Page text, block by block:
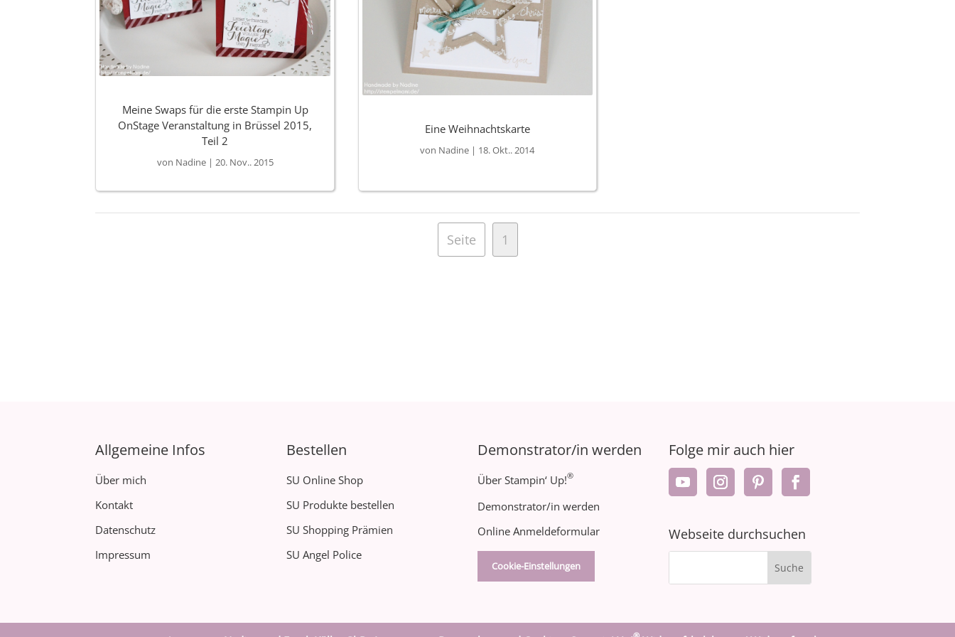
Meine Swaps für die erste Stampin Up
OnStage Veranstaltung in Brüssel 2015,
Teil 2
von Nadine| 20. Nov.. 2015
Eine Weihnachtskarte
von Nadine | 18. Okt.. 2014
Seite 1
Allgemeine Infos
Über mich
Kontakt
Datenschutz
Impressum
Bestellen
SU Online Shop
SU Produkte bestellen
SU Shopping Prämien
SU Angel Police
Demonstrator/in werden
Über Stampin‘ Up!®
Demonstrator/in werden
Online Anmeldeformular
Cookie-Einstellungen
Folge mir auch hier
Webseite durchsuchen